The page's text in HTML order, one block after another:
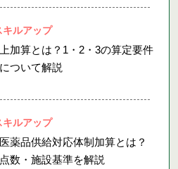
キルアップ
加算とは？1・2・3の算定要件
ついて解説
キルアップ
薬品供給対応体制加算とは？
数・施設基準を解説